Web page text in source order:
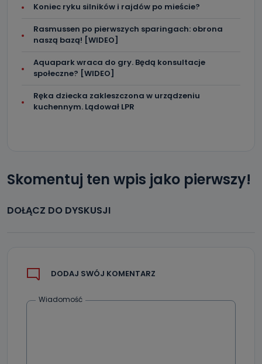
Można to zrobić pod numerem telefonu 62 735-51-05 lub
e-mailowo pod adresem: poczta@tvproart.pl
Koniec ryku silników i rajdów po mieście?
Rasmussen po pierwszych sparingach: obrona
naszą bazą! [WIDEO]
Aquapark wraca do gry. Będą konsultacje
społeczne? [WIDEO]
Ręka dziecka zakleszczona w urządzeniu
kuchennym. Lądował LPR
Skomentuj ten wpis jako pierwszy!
DOŁĄCZ DO DYSKUSJI
DODAJ SWÓJ KOMENTARZ
Wiadomość